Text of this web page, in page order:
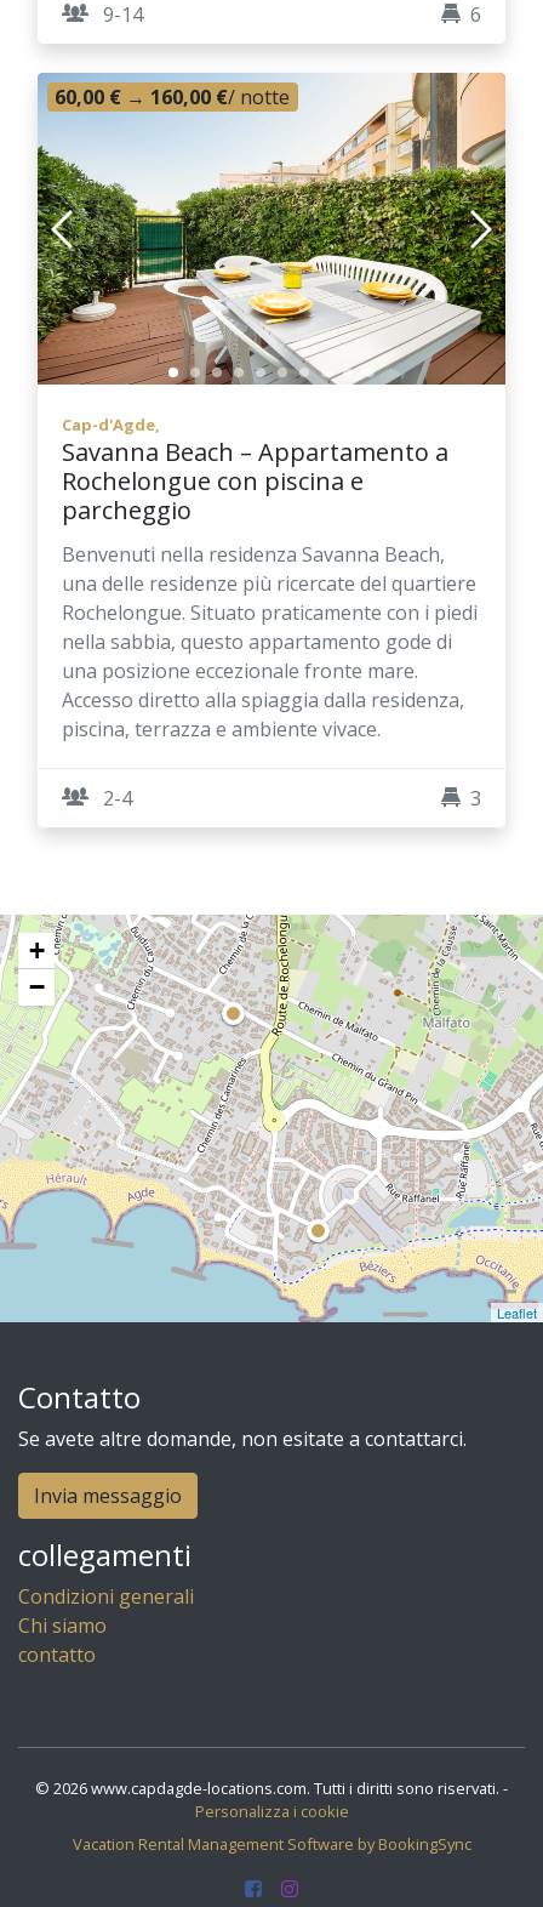
9-14 6
60,00 € → 160,00 €/ notte
Cap-d'Agde,
Savanna Beach – Appartamento a
Rochelongue con piscina e
parcheggio
Benvenuti nella residenza Savanna Beach,
una delle residenze più ricercate del quartiere
Rochelongue. Situato praticamente con i piedi
nella sabbia, questo appartamento gode di
una posizione eccezionale fronte mare.
Accesso diretto alla spiaggia dalla residenza,
piscina, terrazza e ambiente vivace.
2-4 3
+
−
Leaflet
Contatto
Se avete altre domande, non esitate a contattarci.
Invia messaggio
collegamenti
Condizioni generali
Chi siamo
contatto
© 2026 www.capdagde-locations.com. Tutti i diritti sono riservati. -
Personalizza i cookie
Vacation Rental Management Software by BookingSync